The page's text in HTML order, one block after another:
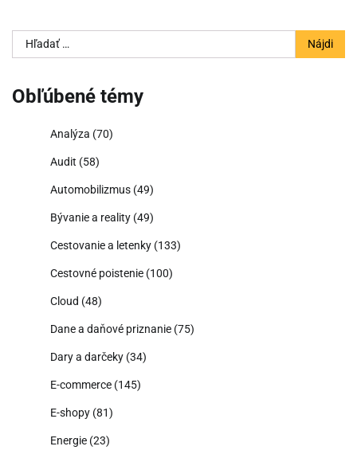
Hľadať:
Obľúbené témy
Analýza (70)
Audit (58)
Automobilizmus (49)
Bývanie a reality (49)
Cestovanie a letenky (133)
Cestovné poistenie (100)
Cloud (48)
Dane a daňové priznanie (75)
Dary a darčeky (34)
E-commerce (145)
E-shopy (81)
Energie (23)